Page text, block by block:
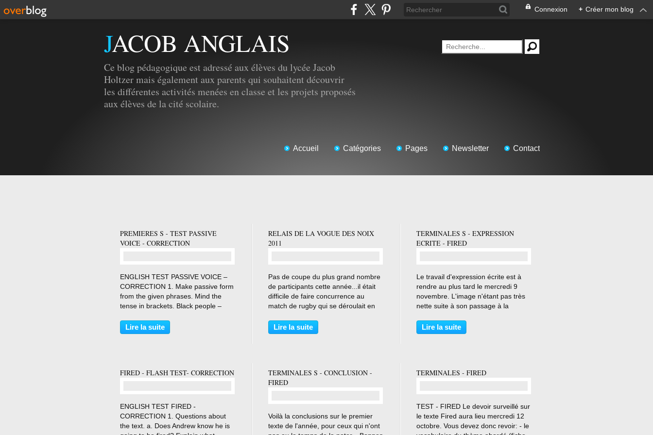
Connexion + Créer mon blog
JACOB ANGLAIS
Ce blog pédagogique est adressé aux élèves du lycée Jacob
Holtzer mais également aux parents qui souhaitent découvrir
les différentes activités menées en classe et les projets proposés
aux élèves de la cité scolaire.
Accueil Catégories Pages Newsletter Contact
PREMIERES S - TEST PASSIVE
VOICE - CORRECTION
ENGLISH TEST PASSIVE VOICE –
CORRECTION 1. Make passive form
from the given phrases. Mind the
tense in brackets. Black people –
(preterit) => Black people were
lynched by members of the KKK. The
Lire la suite
RELAIS DE LA VOGUE DES NOIX
2011
Pas de coupe du plus grand nombre
de participants cette année...il était
difficile de faire concurrence au
match de rugby qui se déroulait en
matinée sportive fut agréable, un
peu fraîche mais très ensoleillée. Le
Lire la suite
TERMINALES S - EXPRESSION
ECRITE - FIRED
Le travail d'expression écrite est à
rendre au plus tard le mercredi 9
novembre. L'image n'étant pas très
nette suite à son passage à la
plus lisible....les consignes sont déjà
sur votre sujet...Bon courage à tous
Lire la suite
FIRED - FLASH TEST- CORRECTION
ENGLISH TEST FIRED -
CORRECTION 1. Questions about
the text. a. Does Andrew know he is
TERMINALES S - CONCLUSION -
FIRED
Voilà la conclusions sur le premier
texte de l'année, pour ceux qui n'ont
TERMINALES - FIRED
TEST - FIRED Le devoir surveillé sur
le texte Fired aura lieu mercredi 12
octobre. Vous devez donc revoir: - le